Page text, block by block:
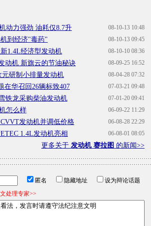
08-10-13 10:48
动力强劲 油耗仅8.7升
08-10-13 09:45
到经济"毒药"
08-10-10 08:36
1.4L经济型发动机
08-09-25 16:52
动机 新旗云的节油秘诀
08-04-28 07:32
研制小排量发动机
07-03-21 09:48
在华召回26辆标致407
07-01-20 09:41
铁龙采购柴油发动机
06-09-22 11:29
怎么样
06-08-28 22:29
发动机并调低价格
06-08-01 08:05
1.4L发动机亮相
更多关于 发动机 赛拉图 的新闻>>
匿名 隐藏地址
设为辩论话题
处理专家>>